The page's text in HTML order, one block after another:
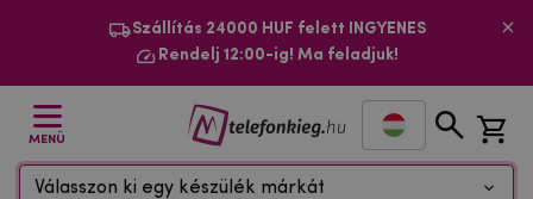
Szállítás 24000 HUF felett INGYENES
Rendelj 12:00-ig! Ma feladjuk!
MENÜ
Válasszon ki egy készülék márkát